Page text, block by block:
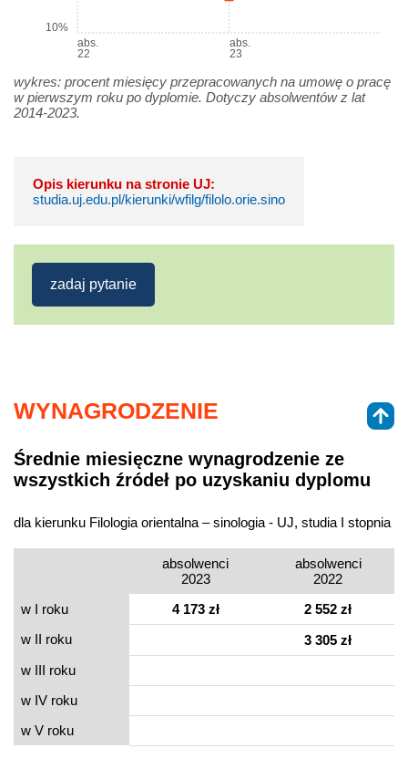
abs.
22
abs.
23
10%
wykres: procent miesięcy przepracowanych na umowę o pracę
w pierwszym roku po dyplomie. Dotyczy absolwentów z lat
2014-2023.
Opis kierunku na stronie UJ:
studia.uj.edu.pl/kierunki/wfilg/filolo.orie.sino
zadaj pytanie
WYNAGRODZENIE
Średnie miesięczne wynagrodzenie ze
wszystkich źródeł po uzyskaniu dyplomu
dla kierunku Filologia orientalna – sinologia - UJ, studia I stopnia
absolwenci
2023
absolwenci
2022
w I roku
4 173 zł
2 552 zł
w II roku
3 305 zł
w III roku
w IV roku
w V roku